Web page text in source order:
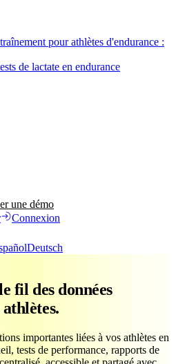
pour athlètes d'endurance :
de lactate en endurance
une démo
Connexion
Deutsch
fil des données
importantes liées à vos athlètes en
tests de performance, rapports de